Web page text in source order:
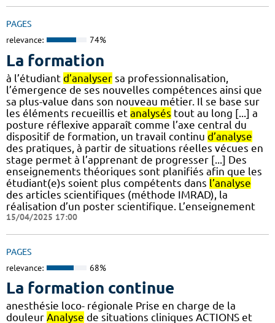
PAGES
relevance: 74%
La formation
à l’étudiant d’analyser sa professionnalisation,
l’émergence de ses nouvelles compétences ainsi que
sa plus-value dans son nouveau métier. Il se base sur
les éléments recueillis et analysés tout au long [...] a
posture réflexive apparaît comme l’axe central du
dispositif de formation, un travail continu d’analyse
des pratiques, à partir de situations réelles vécues en
stage permet à l’apprenant de progresser [...] Des
enseignements théoriques sont planifiés afin que les
étudiant(e)s soient plus compétents dans l’analyse
des articles scientifiques (méthode IMRAD), la
réalisation d’un poster scientifique. L’enseignement
15/04/2025 17:00
PAGES
relevance: 68%
La formation continue
anesthésie loco- régionale Prise en charge de la
douleur Analyse de situations cliniques ACTIONS et